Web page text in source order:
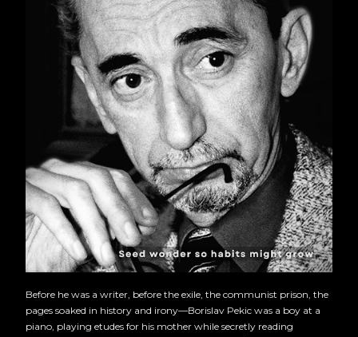
Before he was a writer, before the exile, the communist prison, the
pages soaked in history and irony—Borislav Pekic was a boy at a
piano, playing etudes for his mother while secretly reading